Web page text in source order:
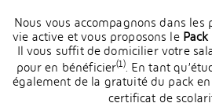
Nous vous accompagnons dans
vie active et vous proposons lePack
Il vous suffit de domicilier votre
pour en bénéficier(1). En tant
également de la gratuité du pack
certificat de